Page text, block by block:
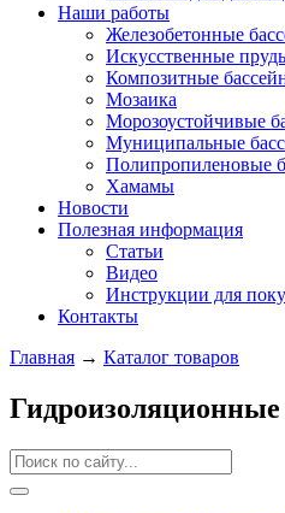
Наши работы
Железобетонные
Искусственные
Композитные
Мозаика
Морозоустойчивые
Муниципальные
Полипропиленовые
Хамамы
Новости
Полезная информация
Статьи
Видео
Инструкции для
Контакты
Главная → Каталог товаров